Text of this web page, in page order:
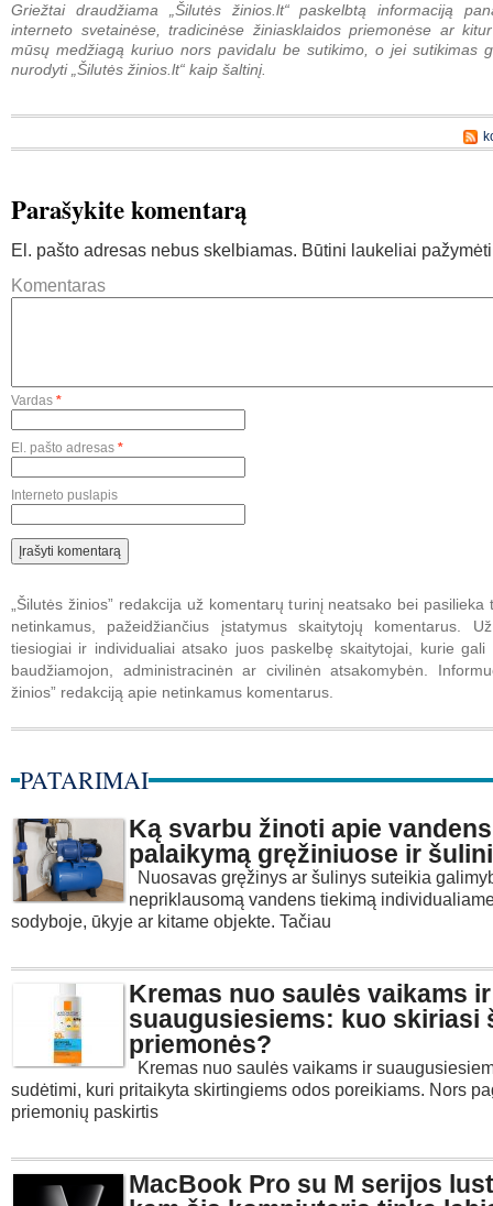
Griežtai draudžiama „Šilutės žinios.lt“ paskelbtą informaciją
interneto svetainėse, tradicinėse žiniasklaidos priemonėse ar
mūsų medžiagą kuriuo nors pavidalu be sutikimo, o jei sutikimas
nurodyti „Šilutės žinios.lt“ kaip šaltinį.
Parašykite komentarą
El. pašto adresas nebus skelbiamas. Būtini laukeliai
Komentaras
Vardas *
El. pašto adresas *
Interneto puslapis
„Šilutės žinios” redakcija už komentarų turinį neatsako bei pasilieka
netinkamus, pažeidžiančius įstatymus skaitytojų komentarus.
tiesiogiai ir individualiai atsako juos paskelbę skaitytojai, kurie gali
baudžiamojon, administracinėn ar civilinėn atsakomybėn.
žinios” redakciją apie netinkamus komentarus.
PATARIMAI
Ką svarbu žinoti apie
palaikymą gręžiniuose ir
Nuosavas gręžinys ar šulinys suteikia
nepriklausomą vandens tiekimą
sodyboje, ūkyje ar kitame objekte. Tačiau
Kremas nuo saulės vaikams ir
suaugusiesiems: kuo skiriasi
priemonės?
Kremas nuo saulės vaikams ir
sudėtimi, kuri pritaikyta skirtingiems odos poreikiams. Nors
priemonių paskirtis
MacBook Pro su M serijos